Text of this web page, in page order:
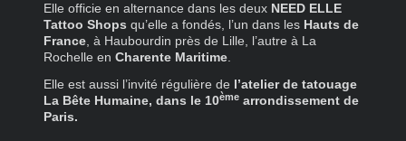
Elle officie en alternance dans les deux NEED ELLE
Tattoo Shops qu’elle a fondés, l’un dans les Hauts de
France, à Haubourdin près de Lille, l’autre à La
Rochelle en Charente Maritime.
Elle est aussi l’invité régulière de l’atelier de tatouage
La Bête Humaine, dans le 10ème arrondissement de
Paris.